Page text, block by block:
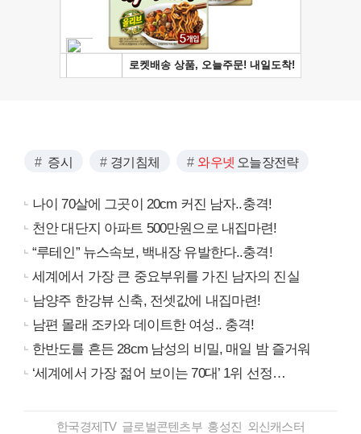
증시 경기침체 와우넷 오늘장전략
나이 70살에 그곳이 20cm 커진 남자..충격!
천안 대단지 아파트 500만원으로 내집마련!
“루테인” 뉴스속보, 백내장 유발한다..충격!
세계에서 가장 큰 중요부위를 가진 남자의 진실
남양주 한강뷰 신축, 전셋값에 내집마련!
남편 몰래 조카와 데이트한 여성.. 충격!
한반도를 흔든 28cm 남성의 비밀, 매일 밤 즐거워
‘세계에서 가장 젊어 보이는 70대’ 1위 선정…
한국경제TV 글로벌콘텐츠부 홍성진 외신캐스터